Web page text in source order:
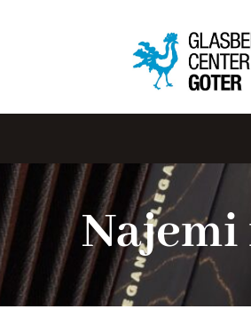
DOMOV
GLASBENA ŠOLA GOTER
ROBERT GOTER
Najemi